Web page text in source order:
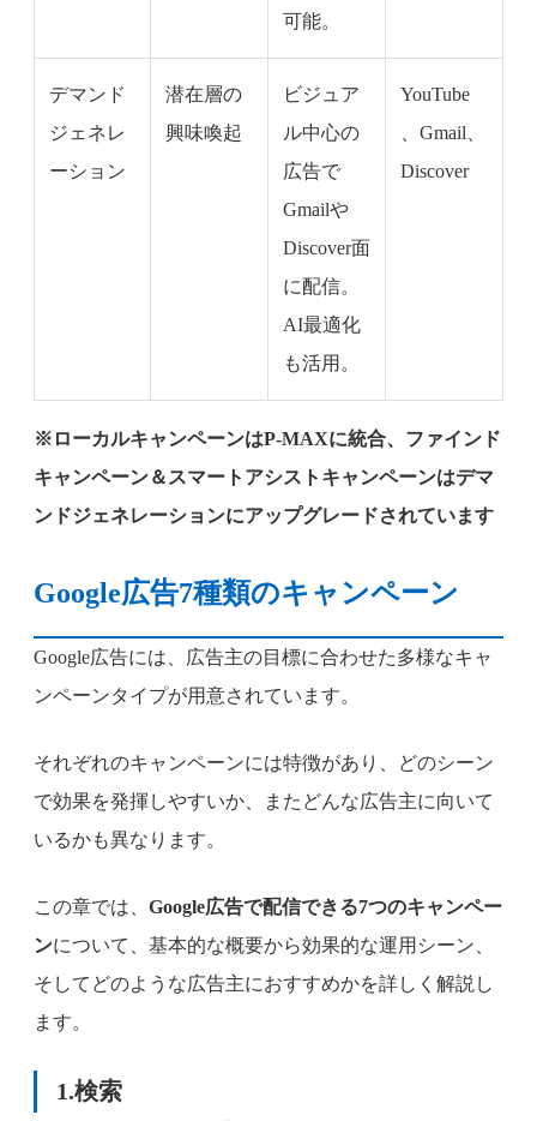
可能。
デマンド
ジェネレ
ーション
潜在層の
興味喚起
ビジュア
ル中心の
広告で
Gmailや
Discover面
に配信。
AI最適化
も活用。
YouTube
、Gmail、
Discover
※ローカルキャンペーンはP-MAXに統合、ファインド
キャンペーン＆スマートアシストキャンペーンはデマ
ンドジェネレーションにアップグレードされています
Google広告7種類のキャンペーン
Google広告には、広告主の目標に合わせた多様なキャ
ンペーンタイプが用意されています。
それぞれのキャンペーンには特徴があり、どのシーン
で効果を発揮しやすいか、またどんな広告主に向いて
いるかも異なります。
この章では、 Google広告で配信できる7つのキャンペー
ンについて、基本的な概要から効果的な運用シーン、
そしてどのような広告主におすすめかを詳しく解説し
ます。
1.検索